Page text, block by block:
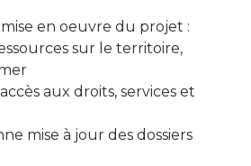
en oeuvre du projet :
sur le territoire,
aux droits, services et
mise à jour des dossiers